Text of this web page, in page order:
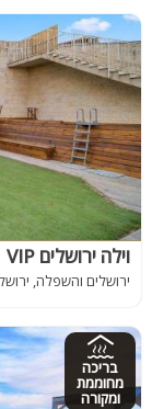
וילה ירושלים VIP
ירושלים והשפלה,
בריכה
מחוממת
ומקורה